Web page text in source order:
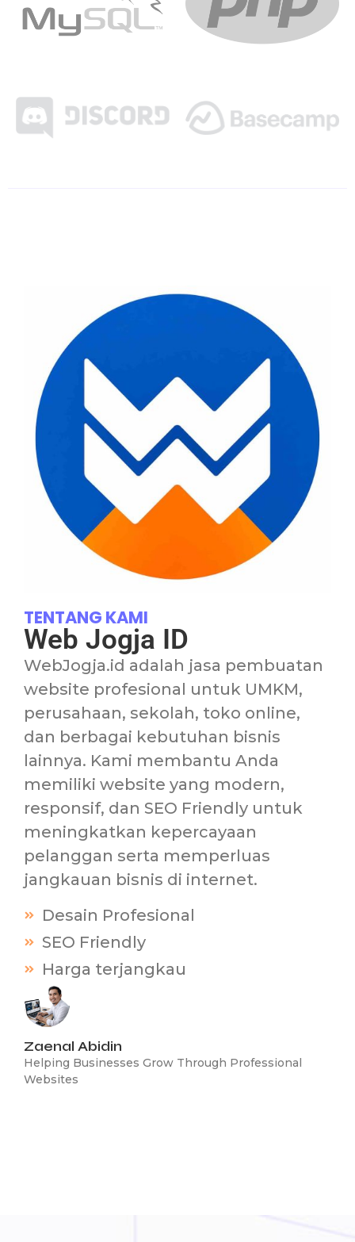
TENTANG KAMI
Web Jogja ID
WebJogja.id adalah jasa pembuatan
website profesional untuk UMKM,
perusahaan, sekolah, toko online,
dan berbagai kebutuhan bisnis
lainnya. Kami membantu Anda
memiliki website yang modern,
responsif, dan SEO Friendly untuk
meningkatkan kepercayaan
pelanggan serta memperluas
jangkauan bisnis di internet.
Desain Profesional
SEO Friendly
Harga terjangkau
Zaenal Abidin
Helping Businesses Grow Through Professional
Websites